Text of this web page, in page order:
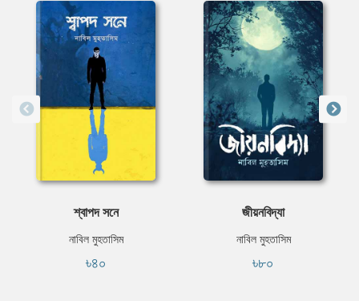
শ্বাপদ সনে
নাবিল মুহতাসিম
৳৪০
জীয়নবিদ্যা
নাবিল মুহতাসিম
৳৮০